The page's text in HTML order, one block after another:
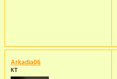
Arkadia06
КТ